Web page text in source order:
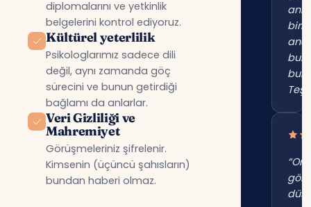
diplomalarını ve yetkinlik
belgelerini kontrol ediyoruz.
Kültürel yeterlilik
Psikologlarımız sadece dili
değil, aynı zamanda göç
sürecini ve bunun getirdiği
bağlamı da anlarlar.
Veri Gizliliği ve
Mahremiyet
Görüşmeleriniz şifrelenir.
Kimsenin (üçüncü şahısların)
bundan haberi olmaz.